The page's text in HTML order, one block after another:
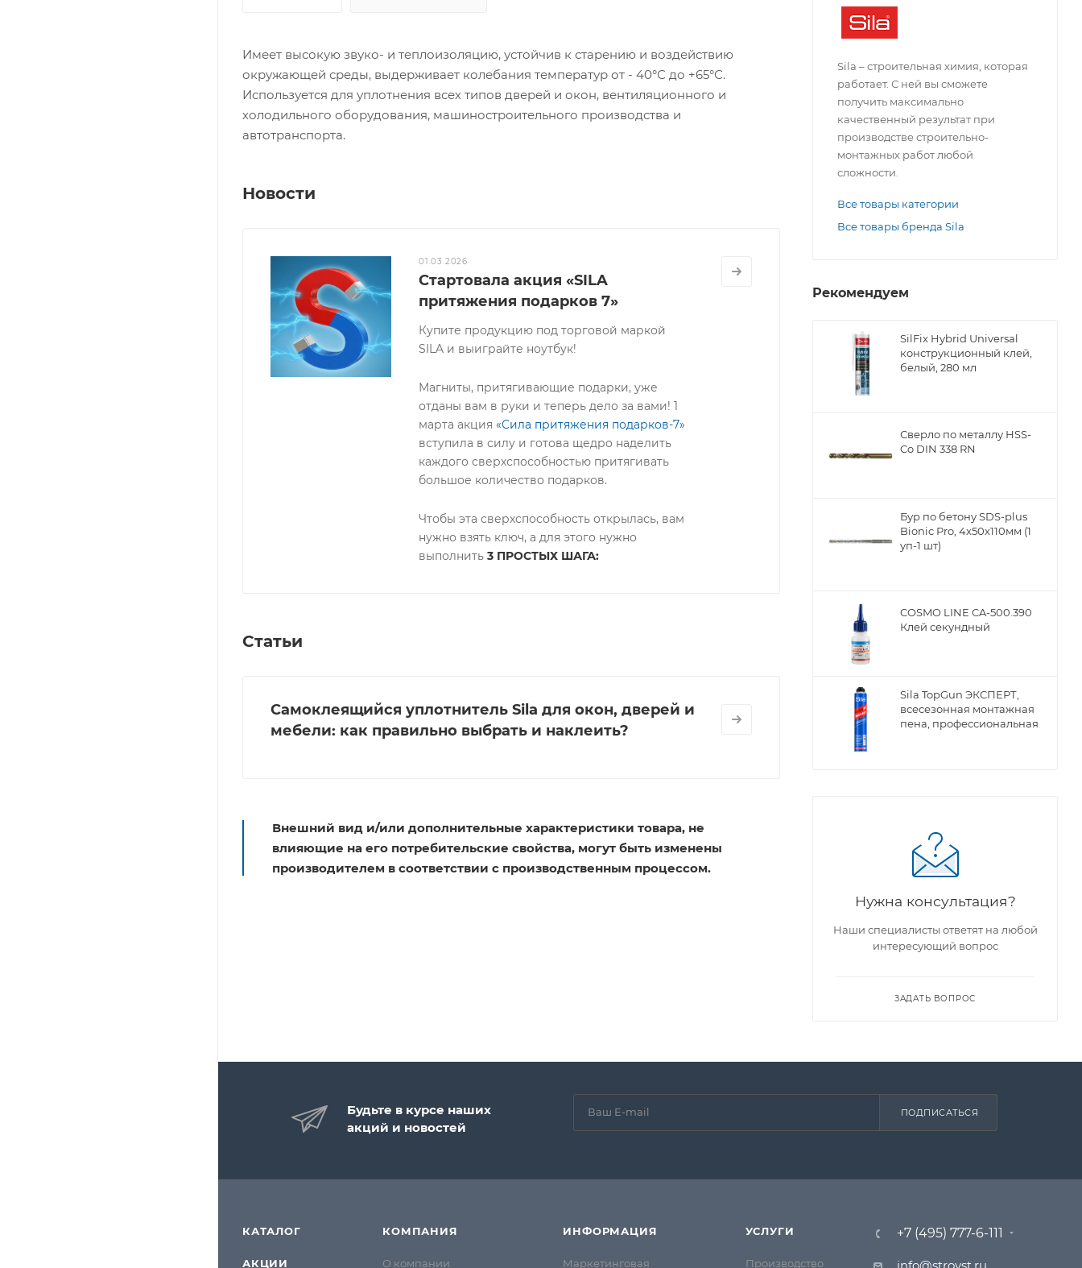
Имеет высокую звуко- и теплоизоляцию, устойчив к старению и воздействию
окружающей среды, выдерживает колебания температур от - 40°С до +65°С.
Используется для уплотнения всех типов дверей и окон, вентиляционного и
холодильного оборудования, машиностроительного производства и
автотранспорта.
Новости
01.03.2026
Стартовала акция «SILA
притяжения подарков 7»
Купите продукцию под торговой маркой
SILA и выиграйте ноутбук!
Магниты, притягивающие подарки, уже
отданы вам в руки и теперь дело за вами! 1
марта акция «Сила притяжения подарков-7»
вступила в силу и готова щедро наделить
каждого сверхспособностью притягивать
большое количество подарков.
Чтобы эта сверхспособность открылась, вам
нужно взять ключ, а для этого нужно
выполнить3 ПРОСТЫХ ШАГА:
Статьи
Самоклеящийся уплотнитель Sila для окон, дверей и
мебели: как правильно выбрать и наклеить?
Внешний вид и/или дополнительные характеристики товара, не
влияющие на его потребительские свойства, могут быть изменены
производителем в соответствии с производственным процессом.
Sila – строительная химия, которая
работает. С ней вы сможете
получить максимально
качественный результат при
производстве строительно-
монтажных работ любой
сложности.
Все товары категории
Все товары бренда Sila
Рекомендуем
SilFix Hybrid Universal
конструкционный клей,
белый, 280 мл
Сверло по металлу НSS-
Co DIN 338 RN
Бур по бетону SDS-plus
Bionic Pro, 4х50х110мм (1
уп-1 шт)
COSMO LINE CA-500.390
Клей секундный
Sila TopGun ЭКСПЕРТ,
всесезонная монтажная
пена, профессиональная
Нужна консультация?
Наши специалисты ответят на любой
интересующий вопрос
ЗАДАТЬ ВОПРОС
Будьте в курсе наших
акций и новостей
ПОДПИСАТЬСЯ
КАТАЛОГ
АКЦИИ
КОМПАНИЯ
О компании
ИНФОРМАЦИЯ
Маркетинговая
УСЛУГИ
Производство
+7 (495) 777-6-111